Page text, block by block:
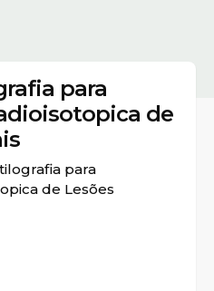
para
de
para
de Lesões